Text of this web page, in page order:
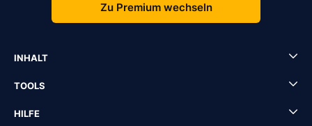
Zu Premium wechseln
INHALT
TOOLS
HILFE